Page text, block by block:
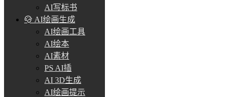
AI写标书
AI绘画生成
AI绘画工具
AI绘本
AI素材
PS AI插
AI 3D生成
AI绘画提示